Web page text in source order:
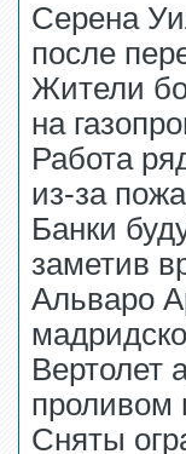
Серена
после
Жители
на
Работа
из-за
Банки
заметив
Альваро
проливом
Сняты